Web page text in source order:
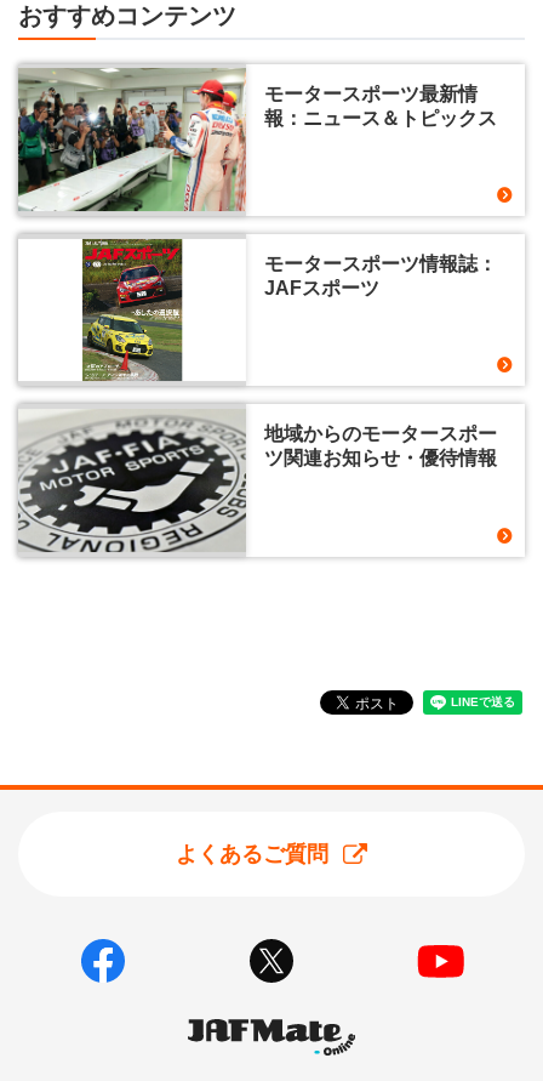
おすすめコンテンツ
モータースポーツ最新情
報：ニュース＆トピックス
モータースポーツ情報誌：
JAFスポーツ
地域からのモータースポー
ツ関連お知らせ・優待情報
よくあるご質問